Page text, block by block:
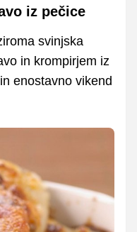
iz pečice
svinjska
in krompirjem iz
enostavno vikend